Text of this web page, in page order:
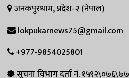
जनकपुरधाम, प्रदेश-२ (नेपाल)
lokpukarnews75@gmail.com
+977-9854025801
सूचना विभाग दर्ता नं. १५९२\०७६\७७